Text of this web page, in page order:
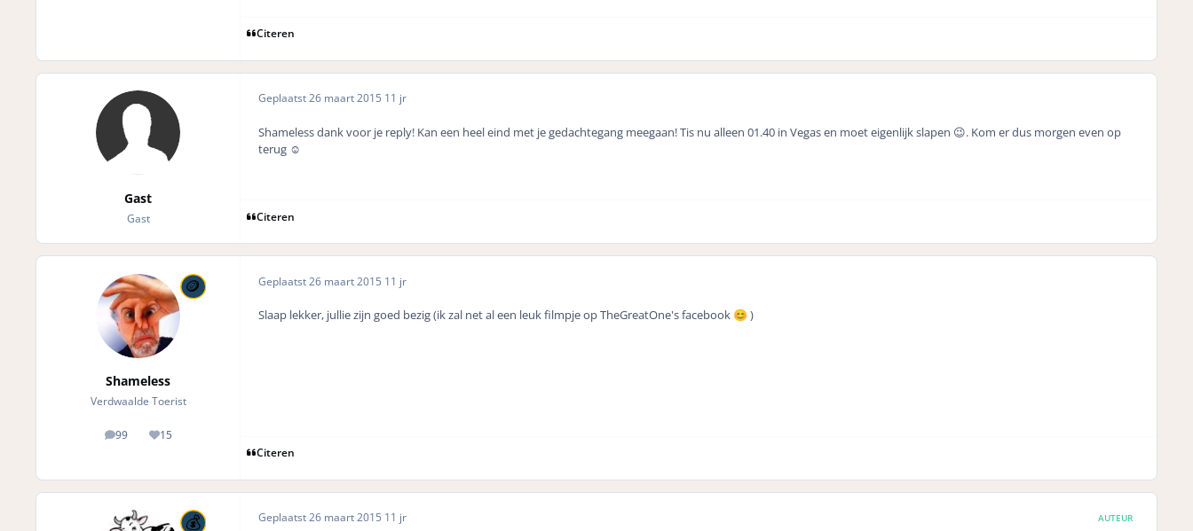
Citeren
Gast
Gast
Geplaatst26 maart 2015 11 jr
Shameless dank voor je reply! Kan een heel eind met je gedachtegang meegaan! Tis nu alleen 01.40 in Vegas en moet eigenlijk slapen 😉. Kom er dus morgen even op
terug ☺️
Citeren
Shameless
Verdwaalde Toerist
99
posts 15
Reputation
Geplaatst26 maart 2015 11 jr
Slaap lekker, jullie zijn goed bezig (ik zal net al een leuk filmpje op TheGreatOne's facebook 😊)
Citeren
Geplaatst26 maart 2015 11 jr AUTEUR